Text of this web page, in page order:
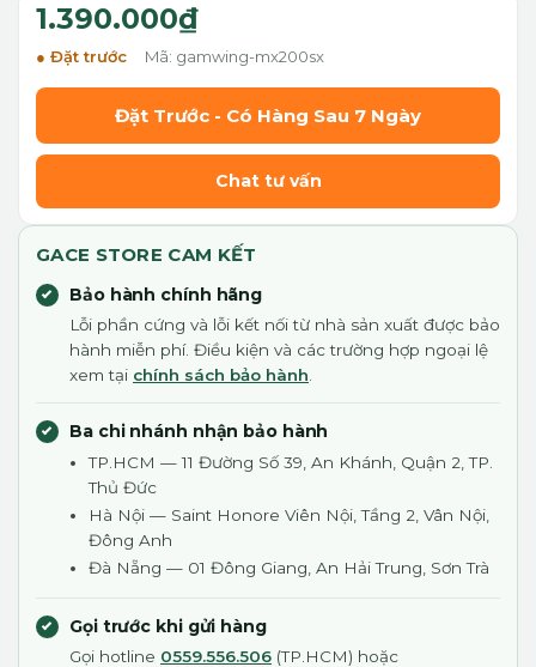
1.390.000₫
Đặt trước Mã: gamwing-mx200sx
Đặt Trước - Có Hàng Sau 7 Ngày
Chat tư vấn
GACE STORE CAM KẾT
Bảo hành chính hãng
Lỗi phần cứng và lỗi kết nối từ nhà sản xuất được bảo
hành miễn phí. Điều kiện và các trường hợp ngoại lệ
xem tại chính sách bảo hành
Ba chi nhánh nhận bảo hành
TP.HCM — 11 Đường Số 39, An Khánh, Quận 2, TP.
Thủ Đức
Hà Nội — Saint Honore Viên Nội, Tầng 2, Vân Nội,
Đông Anh
Đà Nẵng — 01 Đông Giang, An Hải Trung, Sơn Trà
Gọi trước khi gửi hàng
Gọi hotline 0559.556.506 (TP.HCM) hoặc